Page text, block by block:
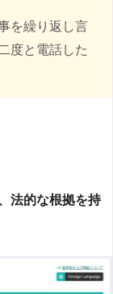
を繰り返し言
度と電話した
法的な根拠を持